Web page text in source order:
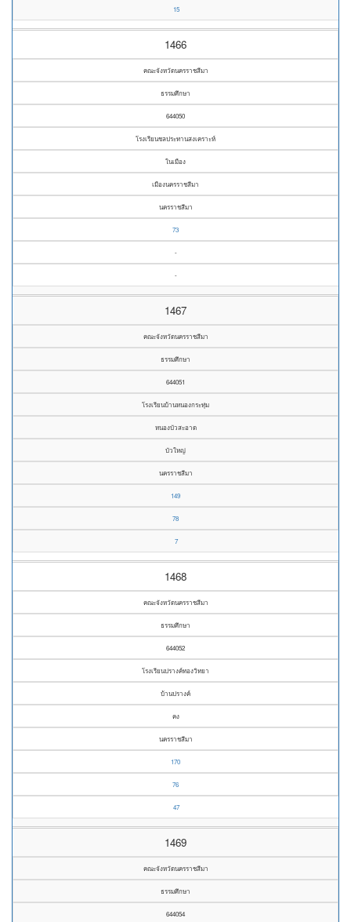
15
1466
คณะจังหวัดนครราชสีมา
ธรรมศึกษา
644050
โรงเรียนชลประทานสงเคราะห์
ในเมือง
เมืองนครราชสีมา
นครราชสีมา
73
-
-
1467
คณะจังหวัดนครราชสีมา
ธรรมศึกษา
644051
โรงเรียนบ้านหนองกระทุ่ม
หนองบัวสะอาด
บัวใหญ่
นครราชสีมา
149
78
7
1468
คณะจังหวัดนครราชสีมา
ธรรมศึกษา
644052
โรงเรียนปรางค์ทองวิทยา
บ้านปรางค์
คง
นครราชสีมา
170
76
47
1469
คณะจังหวัดนครราชสีมา
ธรรมศึกษา
644054